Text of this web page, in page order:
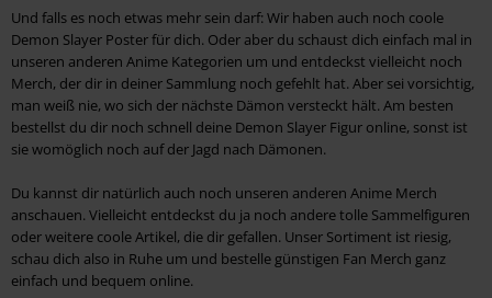
Und falls es noch etwas mehr sein darf: Wir haben auch noch coole
Demon Slayer Poster für dich. Oder aber du schaust dich einfach mal in
unseren anderen Anime Kategorien um und entdeckst vielleicht noch
Merch, der dir in deiner Sammlung noch gefehlt hat. Aber sei vorsichtig,
man weiß nie, wo sich der nächste Dämon versteckt hält. Am besten
bestellst du dir noch schnell deine Demon Slayer Figur online, sonst ist
sie womöglich noch auf der Jagd nach Dämonen.
Du kannst dir natürlich auch noch unseren anderen Anime Merch
anschauen. Vielleicht entdeckst du ja noch andere tolle Sammelfiguren
oder weitere coole Artikel, die dir gefallen. Unser Sortiment ist riesig,
schau dich also in Ruhe um und bestelle günstigen Fan Merch ganz
einfach und bequem online.